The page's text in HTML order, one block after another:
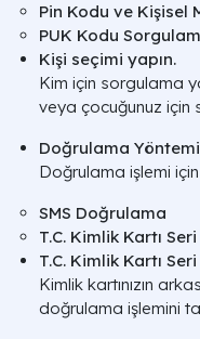
Pin Kodu ve Kişisel
PUK Kodu
Kişi seçimi yapın.
Kim için sorgulama
veya çocuğunuz için
Doğrulama
Doğrulama işlemi
SMS Doğrulama
T.C. Kimlik Kartı
T.C. Kimlik Kartı
Kimlik kartınızın
doğrulama işlemini